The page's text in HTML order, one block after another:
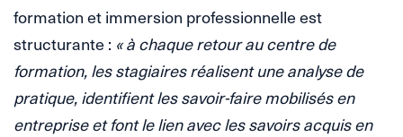
formation et immersion professionnelle est
structurante : « à chaque retour au centre de
formation, les stagiaires réalisent une analyse de
pratique, identifient les savoir-faire mobilisés en
entreprise et font le lien avec les savoirs acquis en